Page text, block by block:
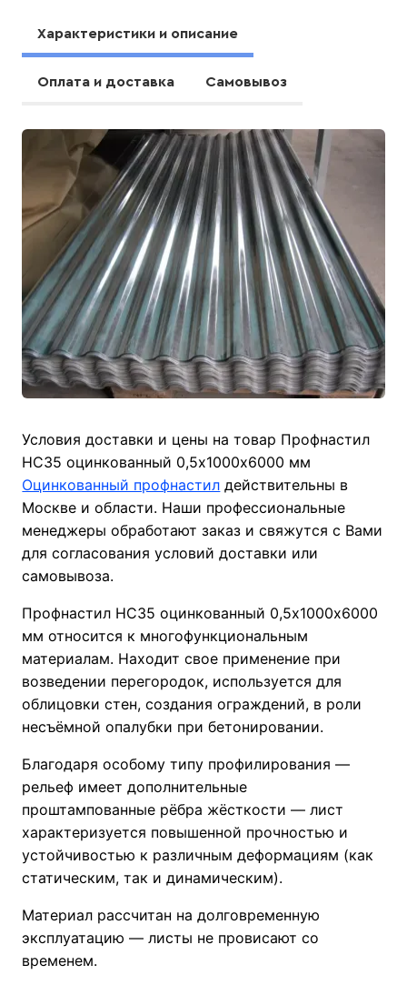
Характеристики и описание
Оплата и доставка Самовывоз
Условия доставки и цены на товар Профнастил
НС35 оцинкованный 0,5х1000х6000 мм
Оцинкованный профнастил действительны в
Москве и области. Наши профессиональные
менеджеры обработают заказ и свяжутся с Вами
для согласования условий доставки или
самовывоза.
Профнастил НС35 оцинкованный 0,5х1000х6000
мм относится к многофункциональным
материалам. Находит свое применение при
возведении перегородок, используется для
облицовки стен, создания ограждений, в роли
несъёмной опалубки при бетонировании.
Благодаря особому типу профилирования —
рельеф имеет дополнительные
проштампованные рёбра жёсткости — лист
характеризуется повышенной прочностью и
устойчивостью к различным деформациям (как
статическим, так и динамическим).
Материал рассчитан на долговременную
эксплуатацию — листы не провисают со
временем.